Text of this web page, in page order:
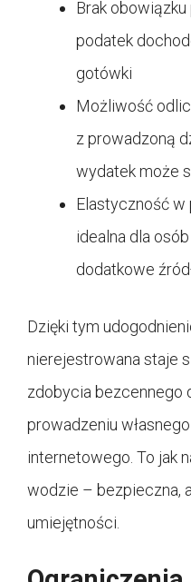
Brak obowiązku
podatek
gotówki
Możliwość
z prowadzoną
wydatek może
Elastyczność w
idealna dla
dodatkowe
Dzięki tym
nierejestrowana staje
zdobycia bezcennego
prowadzeniu
internetowego. To jak
wodzie – bezpieczna,
umiejętności.